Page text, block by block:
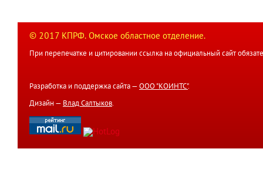
© 2017 КПРФ. Омское областное отделение.
При перепечатке и цитировании ссылка на официальный сайт
Разработка и поддержка сайта — ООО "КОИНТС".
Дизайн — Влад Салтыков.